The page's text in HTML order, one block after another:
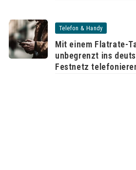
Telefon & Handy
Mit einem Flatrate-
unbegrenzt ins
Festnetz